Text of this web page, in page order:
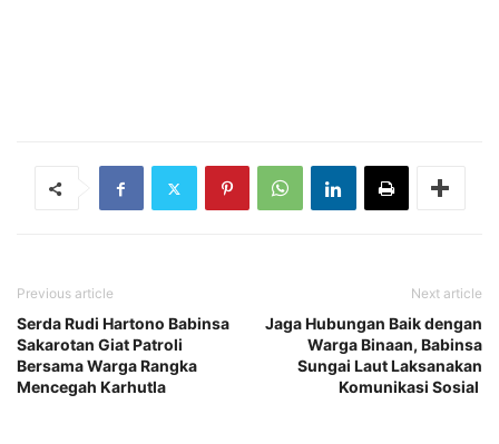
Previous article
Serda Rudi Hartono Babinsa
Sakarotan Giat Patroli
Bersama Warga Rangka
Mencegah Karhutla
Next article
Jaga Hubungan Baik dengan
Warga Binaan, Babinsa
Sungai Laut Laksanakan
Komunikasi Sosial